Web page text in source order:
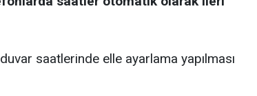
saatlerinde elle ayarlama yapılması